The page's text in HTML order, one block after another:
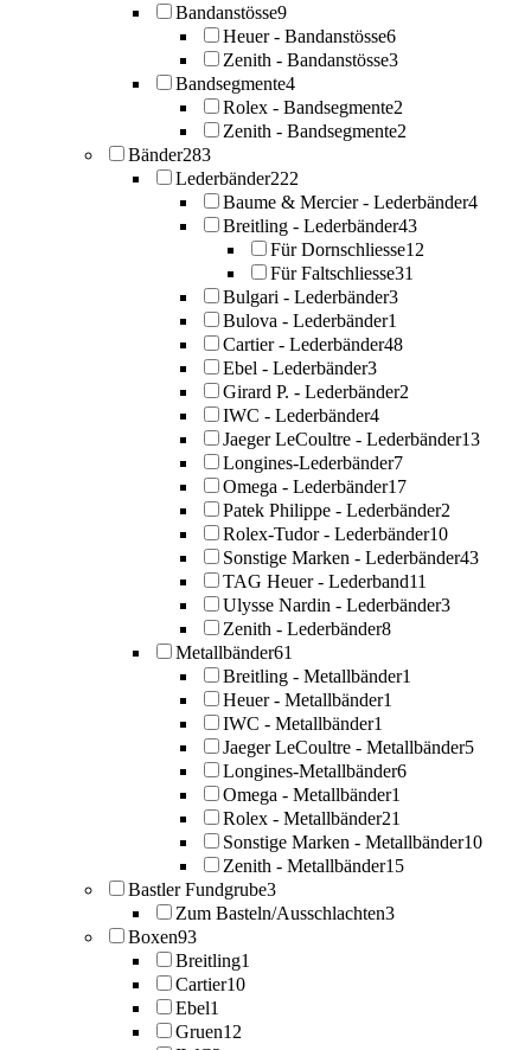
Bandanstösse9
Heuer - Bandanstösse6
Zenith - Bandanstösse3
Bandsegmente4
Rolex - Bandsegmente2
Zenith - Bandsegmente2
Bänder283
Lederbänder222
Baume & Mercier - Lederbänder4
Breitling - Lederbänder43
Für Dornschliesse12
Für Faltschliesse31
Bulgari - Lederbänder3
Bulova - Lederbänder1
Cartier - Lederbänder48
Ebel - Lederbänder3
Girard P. - Lederbänder2
IWC - Lederbänder4
Jaeger LeCoultre - Lederbänder13
Longines-Lederbänder7
Omega - Lederbänder17
Patek Philippe - Lederbänder2
Rolex-Tudor - Lederbänder10
Sonstige Marken - Lederbänder43
TAG Heuer - Lederband11
Ulysse Nardin - Lederbänder3
Zenith - Lederbänder8
Metallbänder61
Breitling - Metallbänder1
Heuer - Metallbänder1
IWC - Metallbänder1
Jaeger LeCoultre - Metallbänder5
Longines-Metallbänder6
Omega - Metallbänder1
Rolex - Metallbänder21
Sonstige Marken - Metallbänder10
Zenith - Metallbänder15
Bastler Fundgrube3
Zum Basteln/Ausschlachten3
Boxen93
Breitling1
Cartier10
Ebel1
Gruen12